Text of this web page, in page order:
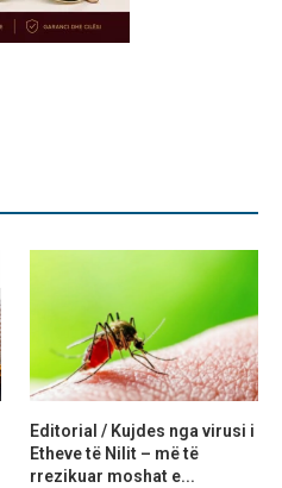
Editorial / Kujdes nga virusi i
Etheve të Nilit – më të
rrezikuar moshat e...